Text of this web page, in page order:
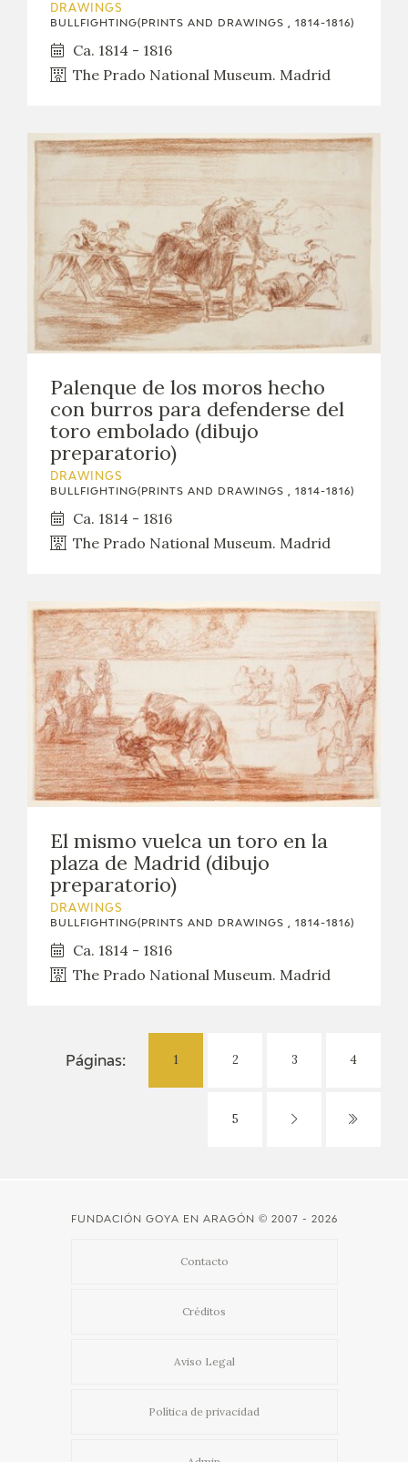
DRAWINGS
BULLFIGHTING(PRINTS AND DRAWINGS , 1814-1816)
Ca. 1814 - 1816
The Prado National Museum. Madrid
Palenque de los moros hecho
con burros para defenderse del
toro embolado (dibujo
preparatorio)
DRAWINGS
BULLFIGHTING(PRINTS AND DRAWINGS , 1814-1816)
Ca. 1814 - 1816
The Prado National Museum. Madrid
El mismo vuelca un toro en la
plaza de Madrid (dibujo
preparatorio)
DRAWINGS
BULLFIGHTING(PRINTS AND DRAWINGS , 1814-1816)
Ca. 1814 - 1816
The Prado National Museum. Madrid
Páginas: 1 2 3 4
5
FUNDACIÓN GOYA EN ARAGÓN © 2007 - 2026
Contacto
Créditos
Aviso Legal
Política de privacidad